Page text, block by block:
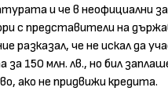
и че в неофициални
с представители на
разказал, че не искал да
за 150 млн. лв., но бил
ако не придвижи кредита.